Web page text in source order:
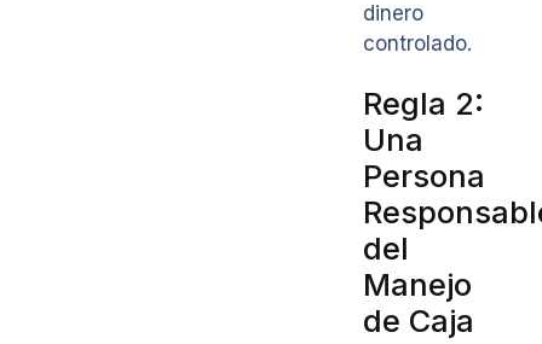
dinero
controlado.
Regla 2:
Una
Persona
del
Manejo
de Caja